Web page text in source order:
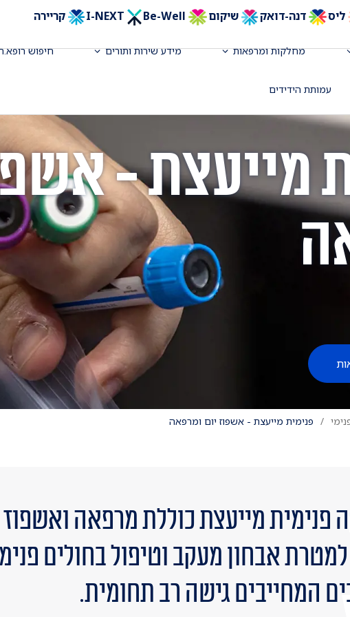
ליס דנה-דואק שיקום Be-Well קריירה
מחלקות ומרפאות מידע שירות ותורים חיפוש
עמותת הידידים
מייעצת -
פנימית מייעצת - אשפוז יום ומרפאה
פנימית מייעצת כוללת מרפאה ואשפוז
למטרת אבחון מעקב וטיפול בחולים
המחייבים גישה רב תחומית.